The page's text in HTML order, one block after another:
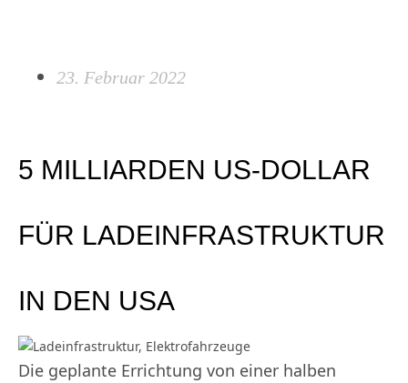
23. Februar 2022
5 MILLIARDEN US-DOLLAR
FÜR LADEINFRASTRUKTUR
IN DEN USA
Die geplante Errichtung von einer halben